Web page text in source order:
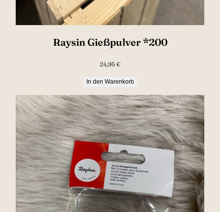
Raysin Gießpulver *200
24,95 €
In den Warenkorb